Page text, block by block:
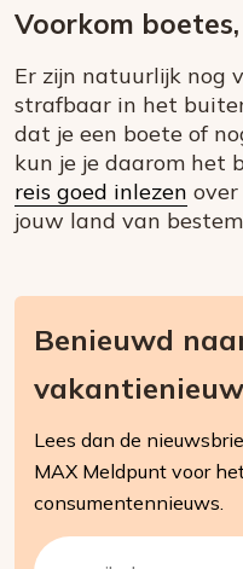
Voorkom
Er zijn natuurlijk nog
strafbaar in het
dat je een boete of
kun je je daarom het
reis goed inlezen
jouw land van
Benieuwd
Lees dan de
MAX Meldpunt voor
consumentennieuws.
E-